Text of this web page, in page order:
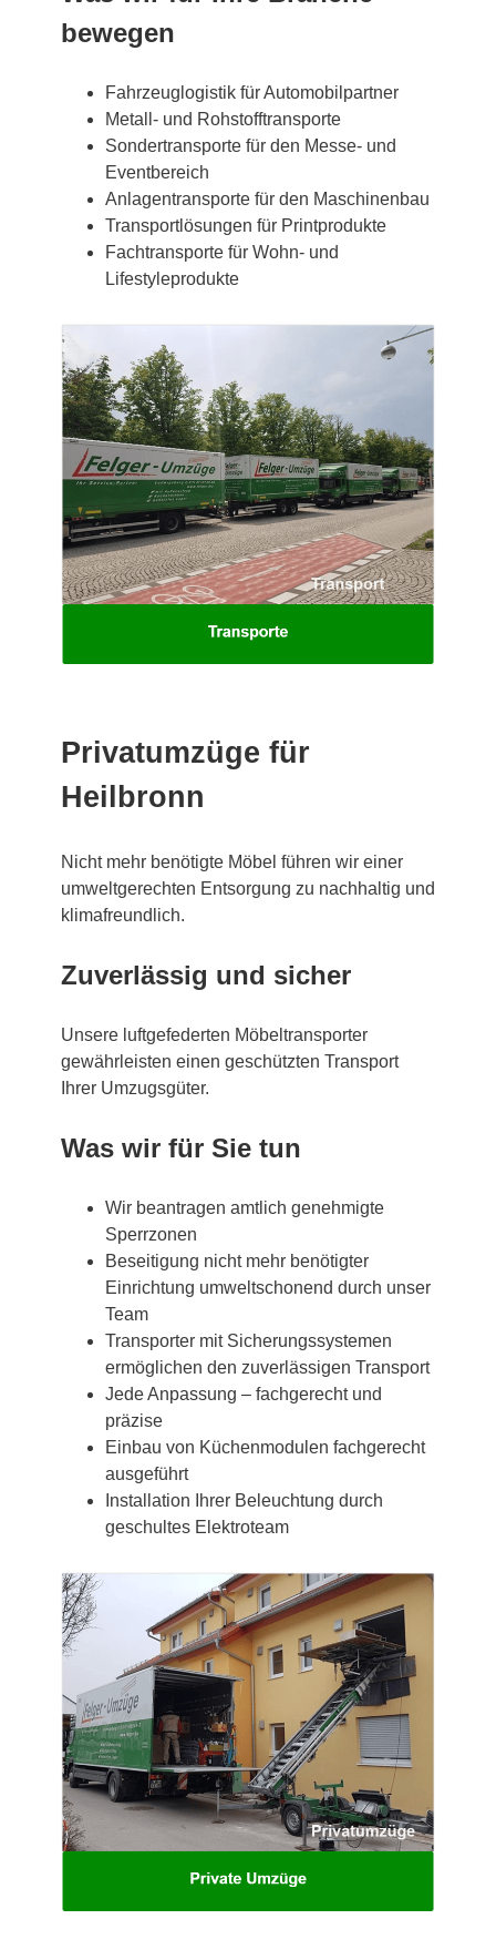
bewegen
Fahrzeuglogistik für Automobilpartner
Metall- und Rohstofftransporte
Sondertransporte für den Messe- und
Eventbereich
Anlagentransporte für den Maschinenbau
Transportlösungen für Printprodukte
Fachtransporte für Wohn- und
Lifestyleprodukte
Privatumzüge für
Heilbronn
Nicht mehr benötigte Möbel führen wir einer
umweltgerechten Entsorgung zu nachhaltig und
klimafreundlich.
Zuverlässig und sicher
Unsere luftgefederten Möbeltransporter
gewährleisten einen geschützten Transport
Ihrer Umzugsgüter.
Was wir für Sie tun
Wir beantragen amtlich genehmigte
Sperrzonen
Beseitigung nicht mehr benötigter
Einrichtung umweltschonend durch unser
Team
Transporter mit Sicherungssystemen
ermöglichen den zuverlässigen Transport
Jede Anpassung – fachgerecht und
präzise
Einbau von Küchenmodulen fachgerecht
ausgeführt
Installation Ihrer Beleuchtung durch
geschultes Elektroteam